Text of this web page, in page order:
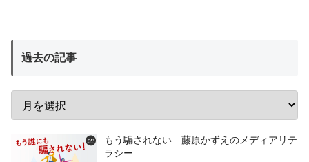
過去の記事
もう騙されない 藤原かずえのメディアリテ
ラシー